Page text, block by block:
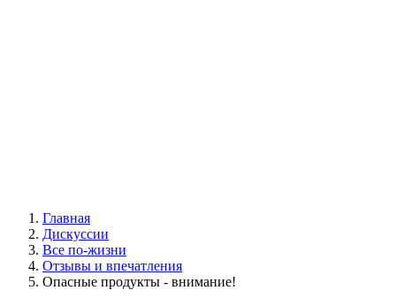
Главная
Дискуссии
Все по-жизни
Отзывы и впечатления
Опасные продукты - внимание!